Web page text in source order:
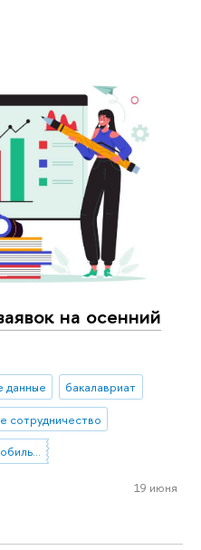
на осенний
данные
бакалавриат
сотрудничество
Международная студенческая мобильность: исходящая мобильность
19 июня